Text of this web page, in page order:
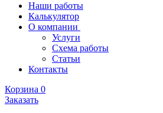
Наши работы
Калькулятор
О компании
Услуги
Схема работы
Статьи
Контакты
Корзина 0
Заказать